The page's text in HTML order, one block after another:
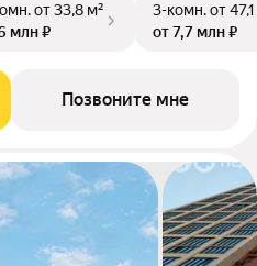
от 33,8 м²
млн ₽
3-комн.от
от 7,7 млн ₽
Позвоните мне